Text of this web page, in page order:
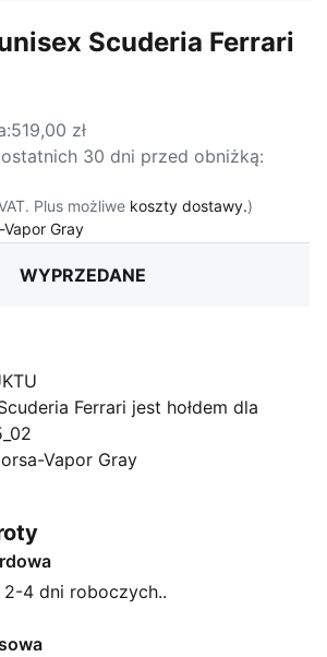
Scuderia Ferrari
:519,00 zł
30 dni przed obniżką:
Plus możliwe koszty dostawy.)
Vapor Gray:
WYPRZEDANE
Ferrari jest hołdem dla
motorowych i legendarnej
Ferrari. Ta gama butów, ubrań i
sobie styl, wygodę i wydajność z
dziedzictwo Ferrari,
Te sneakersy przeniosą
do twojej kolekcji.
Vapor Gray
4 dni roboczych..